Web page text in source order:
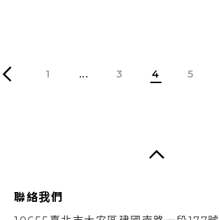
1 ... 3 4 5
聯絡我們